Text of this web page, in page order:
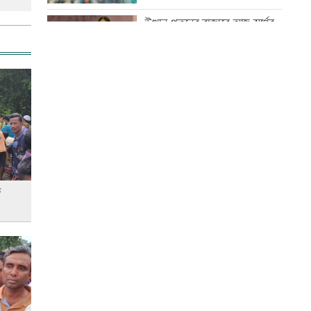
উত্থান-পতনের বাজারে আজ স্বর্ণের